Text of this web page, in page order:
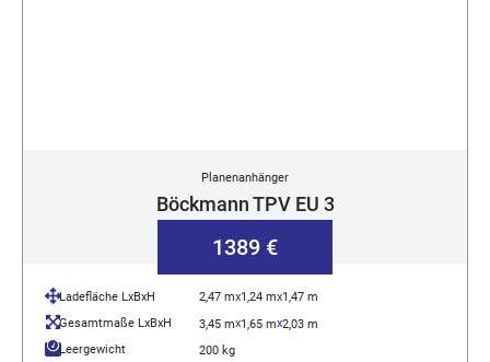
Planenanhänger
Böckmann TPV EU 3
1389 €
Ladefläche LxBxH 2,47 mx1,24 mx1,47 m
Gesamtmaße LxBxH
3,45 mx1,65 mx2,03 m
Leergewicht
200 kg